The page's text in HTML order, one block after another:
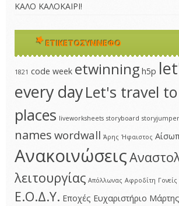
ΚΑΛΟ ΚΑΛΟΚΑΙΡΙ!
ΕΤΙΚΕΤΟΣΎΝΝΕΦΟ
1821 code week etwinning h5p
every dayLet's travel
places liveworksheets storyboard storyjumper
names wordwall Άρης Ήφαιστος
Ανακοινώσεις
λειτουργίας Απόλλωνας Αφροδίτη Γονείς
Ε.Ο.Δ.Υ. Εποχές Ευχαριστήριο Μάρτης